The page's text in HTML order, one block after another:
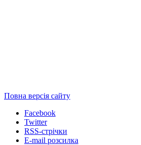
Повна версія сайту
Facebook
Twitter
RSS-стрічки
E-mail розсилка